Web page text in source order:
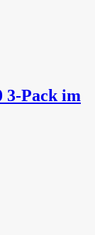
3-Pack im